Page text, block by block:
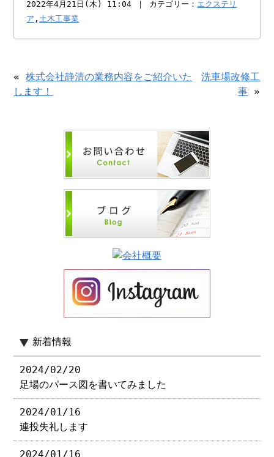
2022年4月21日(木) 11:04 ｜ カテゴリー： エクステリ
ア ,土木工事業
«株式会社静清の業務内容をご紹介いた
します！
洗車場改修工
事 »
新着情報
2024/02/20
足場のパース図を書いてみました
2024/01/16
連投失礼します
2024/01/16